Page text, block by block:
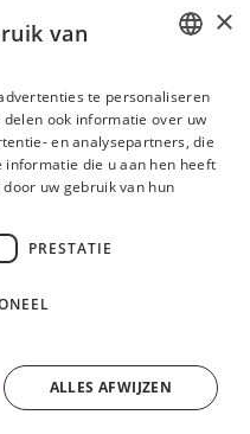
ALU
GERMAN
FRENCH
×
van
te personaliseren
ook informatie over uw
en analysepartners, die
die u aan hen heeft
uw gebruik van hun
PRESTATIE
ALLES AFWIJZEN